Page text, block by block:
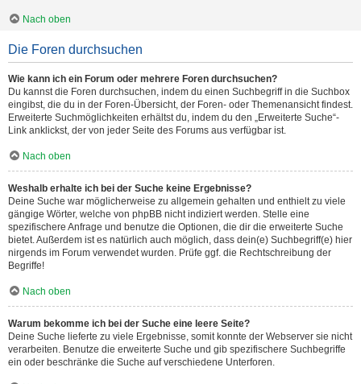
Nach oben
Die Foren durchsuchen
Wie kann ich ein Forum oder mehrere Foren durchsuchen?
Du kannst die Foren durchsuchen, indem du einen Suchbegriff in die Suchbox
eingibst, die du in der Foren-Übersicht, der Foren- oder Themenansicht findest.
Erweiterte Suchmöglichkeiten erhältst du, indem du den „Erweiterte Suche“-
Link anklickst, der von jeder Seite des Forums aus verfügbar ist.
Nach oben
Weshalb erhalte ich bei der Suche keine Ergebnisse?
Deine Suche war möglicherweise zu allgemein gehalten und enthielt zu viele
gängige Wörter, welche von phpBB nicht indiziert werden. Stelle eine
spezifischere Anfrage und benutze die Optionen, die dir die erweiterte Suche
bietet. Außerdem ist es natürlich auch möglich, dass dein(e) Suchbegriff(e) hier
nirgends im Forum verwendet wurden. Prüfe ggf. die Rechtschreibung der
Begriffe!
Nach oben
Warum bekomme ich bei der Suche eine leere Seite?
Deine Suche lieferte zu viele Ergebnisse, somit konnte der Webserver sie nicht
verarbeiten. Benutze die erweiterte Suche und gib spezifischere Suchbegriffe
ein oder beschränke die Suche auf verschiedene Unterforen.